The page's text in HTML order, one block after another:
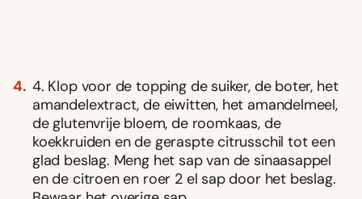
4. Klop voor de topping de suiker, de boter, het
amandelextract, de eiwitten, het amandelmeel,
de glutenvrije bloem, de roomkaas, de
koekkruiden en de geraspte citrusschil tot een
glad beslag. Meng het sap van de sinaasappel
en de citroen en roer 2 el sap door het beslag.